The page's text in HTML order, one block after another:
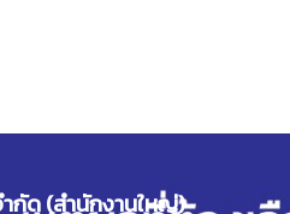
กัด (สำนักงานใหญ่)